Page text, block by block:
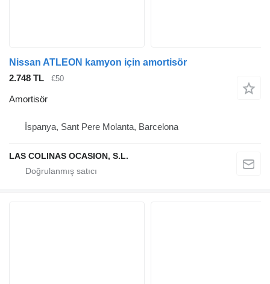
Nissan ATLEON kamyon için amortisör
2.748 TL
€50
Amortisör
İspanya, Sant Pere Molanta, Barcelona
LAS COLINAS OCASION, S.L.